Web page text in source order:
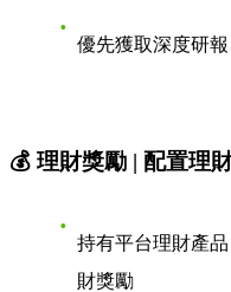
優先獲取深度研
💰 理財獎勵 | 配置理
持有平台理財產
財獎勵